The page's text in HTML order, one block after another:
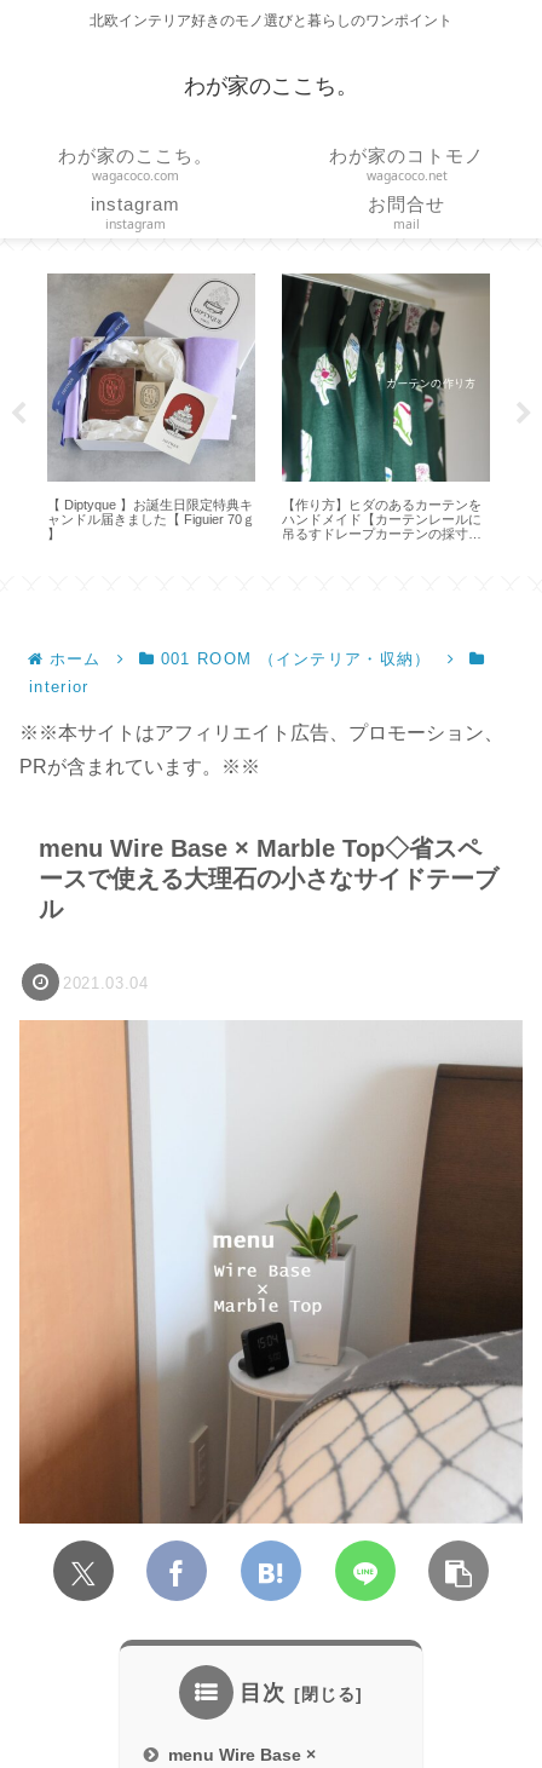
北欧インテリア好きのモノ選びと暮らしのワンポイント
わが家のここち。
わが家のここち。
wagacoco.com
わが家のコトモノ
wagacoco.net
instagram
instagram
お問合せ
mail
【 Diptyque 】お誕生日限定特典キ
ャンドル届きました【 Figuier 70ｇ
】
【作り方】ヒダのあるカーテンを
ハンドメイド【カーテンレールに
吊るすドレープカーテンの採寸・
ホーム
001 ROOM （インテリア・収納）
interior
※※本サイトはアフィリエイト広告、プロモーション、
PRが含まれています。※※
menu Wire Base × Marble Top◇省スペ
ースで使える大理石の小さなサイドテーブ
ル
2021.03.04
目次
menu Wire Base ×